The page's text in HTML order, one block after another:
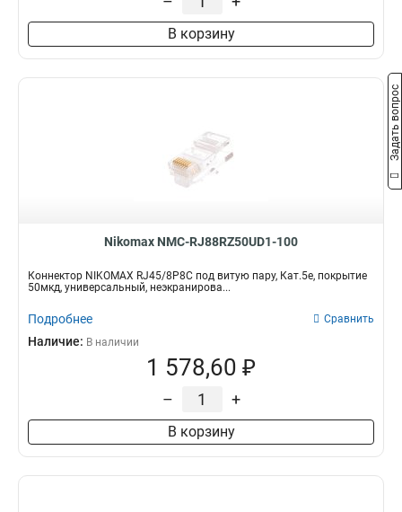
В корзину
Nikomax NMC-RJ88RZ50UD1-100
Коннектор NIKOMAX RJ45/8P8C под витую пару, Кат.5е, покрытие
50мкд, универсальный, неэкранирова...
Подробнее Сравнить
Наличие: В наличии
1 578,60 ₽
– +
В корзину
Задать вопрос